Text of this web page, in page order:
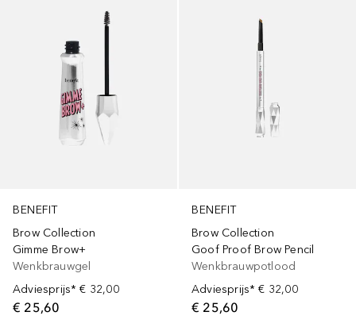
BENEFIT
Brow Collection
Gimme Brow+
Wenkbrauwgel
Adviesprijs* € 32,00
€ 25,60
BENEFIT
Brow Collection
Goof Proof Brow Pencil
Wenkbrauwpotlood
Adviesprijs* € 32,00
€ 25,60